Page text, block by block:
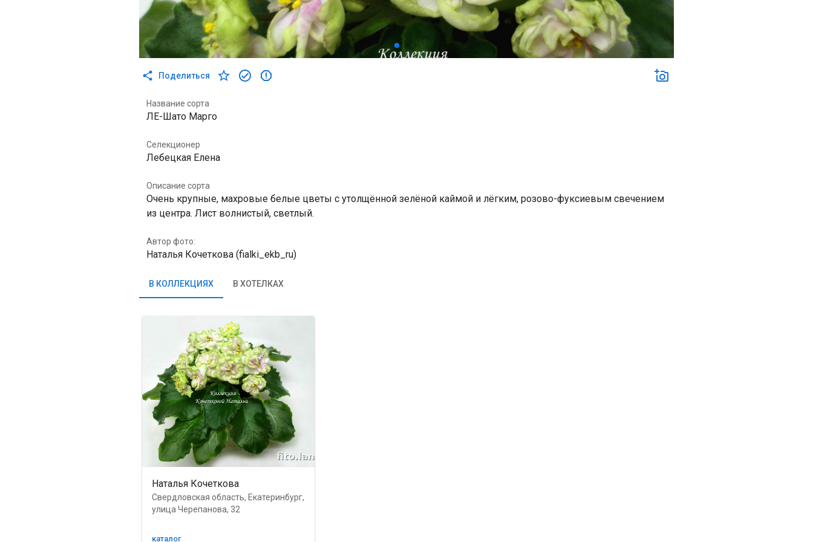
Поделиться
Название сорта
ЛЕ-Шато Марго
Селекционер
Лебецкая Елена
Описание сорта
Очень крупные, махровые белые цветы с утолщённой зелёной каймой и лёгким, розово-фуксиевым свечением
из центра. Лист волнистый, светлый.
Автор фото:
Наталья Кочеткова (fialki_ekb_ru)
В КОЛЛЕКЦИЯХ В ХОТЕЛКАХ
Наталья Кочеткова
Свердловская область, Екатеринбург,
улица Черепанова, 32
каталог